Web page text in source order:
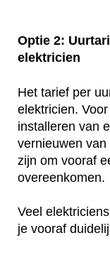
Optie 2:
elektricien
Het tarief per
elektricien.
installeren van
vernieuwen
zijn om vooraf
overeenkomen.
Veel
je vooraf